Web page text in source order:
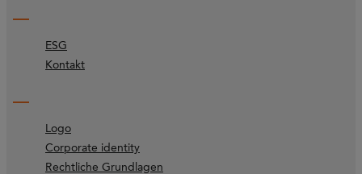
ESG
Kontakt
Logo
Corporate identity
Rechtliche Grundlagen